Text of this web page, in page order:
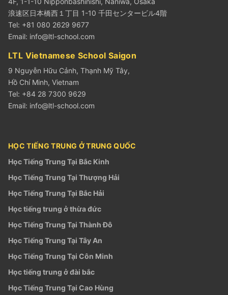
浪速区日本橋西１丁目 1-10 千田センタービル4階
Tel: +81 080 2629 9677
Email: info@ltl-school.com
LTL Vietnamese School Saigon
9 Nguyễn Hữu Cảnh, Thạnh Mỹ Tây,
Hồ Chí Minh, Vietnam
Tel: +84 28 7300 9629
Email: info@ltl-school.com
HỌC TIẾNG TRUNG Ở TRUNG QUỐC
Học Tiếng Trung Tại Bắc Kinh
Học Tiếng Trung Tại Thượng Hải
Học Tiếng Trung Tại Bắc Hải
Học tiếng trung ở thừa đức
Học Tiếng Trung Tại Thành Đô
Học Tiếng Trung Tại Tây An
Học Tiếng Trung Tại Côn Minh
Học tiếng trung ở đài bắc
Học Tiếng Trung Tại Cao Hùng